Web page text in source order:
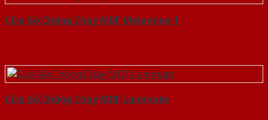
Cửa Gỗ Chống Cháy MDF Melamine 1
Cửa Gỗ Chống Cháy MDF Laminate